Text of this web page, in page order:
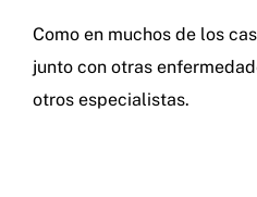
Como en muchos de los
junto con otras
otros especialistas.